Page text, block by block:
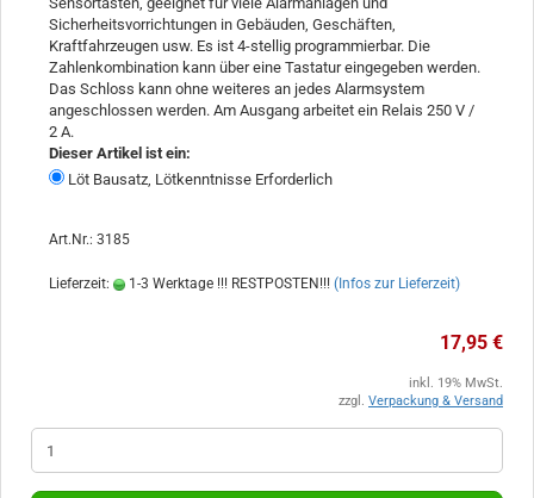
Sicherheitsvorrichtungen in Gebäuden, Geschäften,
Kraftfahrzeugen usw. Es ist 4-stellig programmierbar. Die
Zahlenkombination kann über eine Tastatur eingegeben werden.
Das Schloss kann ohne weiteres an jedes Alarmsystem
angeschlossen werden. Am Ausgang arbeitet ein Relais 250 V /
2 A.
Dieser Artikel ist ein:
Löt Bausatz, Lötkenntnisse Erforderlich
Art.Nr.: 3185
Lieferzeit: 1-3 Werktage !!! RESTPOSTEN!!! (Infos zur Lieferzeit)
17,95 €
inkl. 19% MwSt.
zzgl. Verpackung & Versand